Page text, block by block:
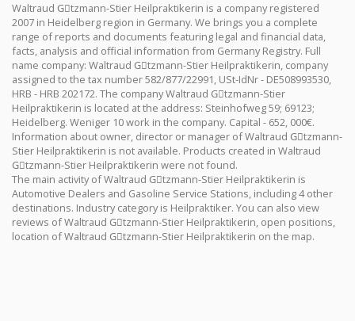
Waltraud Gِtzmann-Stier Heilpraktikerin is a company registered
2007 in Heidelberg region in Germany. We brings you a complete
range of reports and documents featuring legal and financial data,
facts, analysis and official information from Germany Registry. Full
name company: Waltraud Gِtzmann-Stier Heilpraktikerin, company
assigned to the tax number 582/877/22991, USt-IdNr - DE508993530,
HRB - HRB 202172. The company Waltraud Gِtzmann-Stier
Heilpraktikerin is located at the address: Steinhofweg 59; 69123;
Heidelberg. Weniger 10 work in the company. Capital - 652, 000€.
Information about owner, director or manager of Waltraud Gِtzmann-
Stier Heilpraktikerin is not available. Products created in Waltraud
Gِtzmann-Stier Heilpraktikerin were not found.
The main activity of Waltraud Gِtzmann-Stier Heilpraktikerin is
Automotive Dealers and Gasoline Service Stations, including 4 other
destinations. Industry category is Heilpraktiker. You can also view
reviews of Waltraud Gِtzmann-Stier Heilpraktikerin, open positions,
location of Waltraud Gِtzmann-Stier Heilpraktikerin on the map.